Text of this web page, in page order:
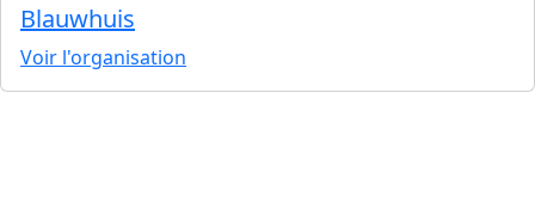
Blauwhuis
Voir l'organisation